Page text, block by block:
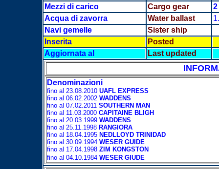
Mezzi di carico
Cargo gear 2
Acqua di zavorra
Water ballast
Navi gemelle
Sister ship
Inserita
Posted
Aggiornata al
Last updated
Denominazioni
fino al 23.08.2010UAFL EXPRESS
fino al 06.02.2002WADDENS
fino al 07.02.2011SOUTHERN MAN
fino al 11.03.2000CAPITAINE BLIGH
fino al 20.03.1999WADDENS
fino al 25.11.1998RANGIORA
fino al 18.04.1995NEDLLOYD TRINIDAD
fino al 30.09.1994WESER GUIDE
fino al 17.04.1998ZIM KONGSTON
fino al 04.10.1984WESER GIUDE